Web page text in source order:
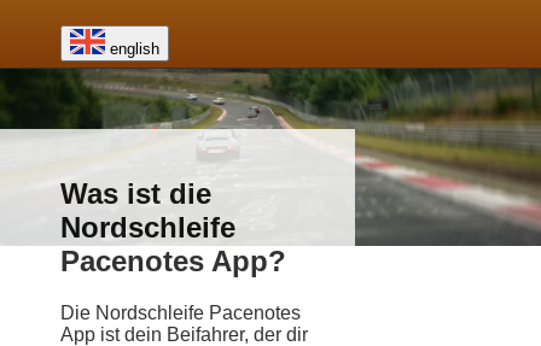
english
Was ist die
Nordschleife
Pacenotes App?
Die Nordschleife Pacenotes
App ist dein Beifahrer, der dir